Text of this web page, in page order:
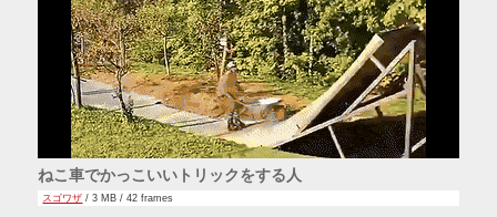
ねこ車でかっこいいトリックをする人
スゴワザ / 3 MB / 42 frames